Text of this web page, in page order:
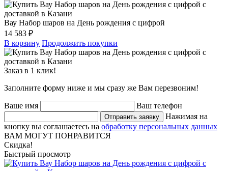
Вау Набор шаров на День рождения с цифрой
14 583 ₽
В корзину Продолжить покупки
Заказ в 1 клик!
Заполните форму ниже и мы сразу же Вам перезвоним!
Ваше имя Ваш телефон
Отправить заявку
Нажимая на
кнопку вы соглашаетесь на обработку персональных данных
ВАМ МОГУТ ПОНРАВИТСЯ
Скидка!
Быстрый просмотр